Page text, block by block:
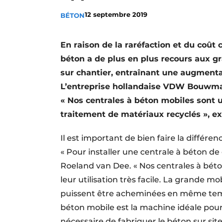
Termes et conditions
BÉTON12 septembre 2019
En raison de la raréfaction et du coût
béton a de plus en plus recours aux
sur chantier, entraînant une
L’entreprise hollandaise VDW
« Nos centrales à béton mobiles
traitement de matériaux recyclés »,
Il est important de bien faire la
« Pour installer une centrale à béton
Roeland van Dee. « Nos centrales à
leur utilisation très facile. La grande
puissent être acheminées en même
béton mobile est la machine idéale